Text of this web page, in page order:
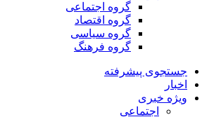
گروه اجتماعی
گروه اقتصاد
گروه سیاسی
گروه فرهنگ
جستجوی پیشرفته
اخبار
ویژه خبری
اجتماعی